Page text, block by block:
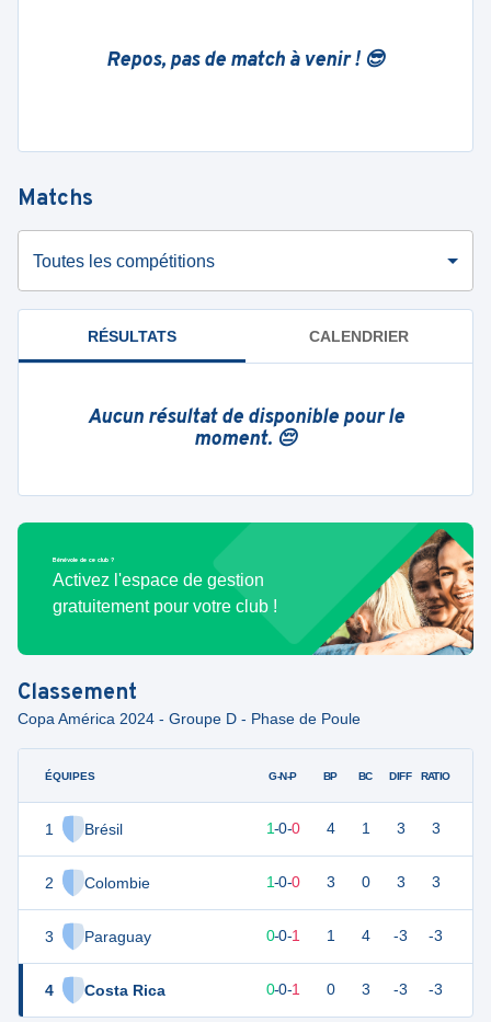
Repos, pas de match à venir ! 😎
Matchs
Toutes les compétitions
RÉSULTATS CALENDRIER
Aucun résultat de disponible pour le
moment. 😔
Bénévole de ce club ?
Activez l'espace de gestion
gratuitement pour votre club !
Classement
Copa América 2024 - Groupe D - Phase de Poule
ÉQUIPES
1 Brésil
2 Colombie
3 Paraguay
4 Costa Rica
G-N-P BP BC DIFF RATIO
1-0-0 4 1 3 3
1-0-0 3 0 3 3
0-0-1 1 4 -3 -3
0-0-1 0 3 -3 -3